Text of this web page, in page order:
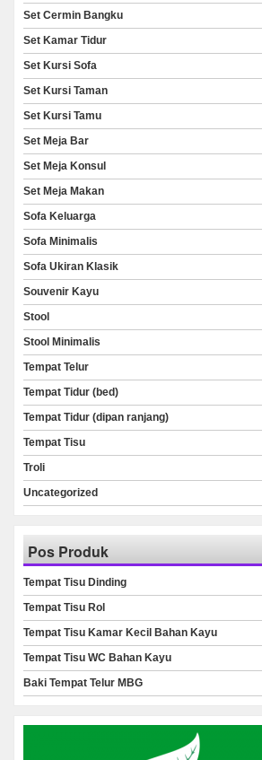
Set Cermin Bangku
Set Kamar Tidur
Set Kursi Sofa
Set Kursi Taman
Set Kursi Tamu
Set Meja Bar
Set Meja Konsul
Set Meja Makan
Sofa Keluarga
Sofa Minimalis
Sofa Ukiran Klasik
Souvenir Kayu
Stool
Stool Minimalis
Tempat Telur
Tempat Tidur (bed)
Tempat Tidur (dipan ranjang)
Tempat Tisu
Troli
Uncategorized
Pos Produk
Tempat Tisu Dinding
Tempat Tisu Rol
Tempat Tisu Kamar Kecil Bahan Kayu
Tempat Tisu WC Bahan Kayu
Baki Tempat Telur MBG